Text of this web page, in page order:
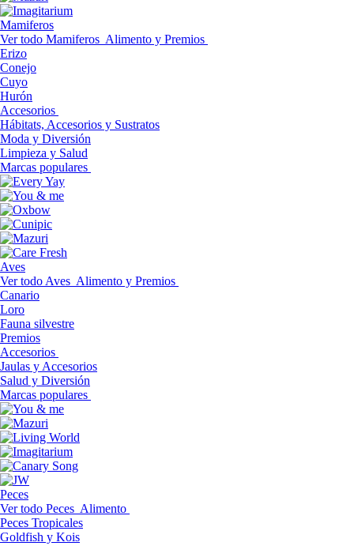
Mamiferos
Ver todo Mamiferos Alimento y Premios
Erizo
Conejo
Cuyo
Hurón
Accesorios
Hábitats, Accesorios y Sustratos
Moda y Diversión
Limpieza y Salud
Marcas populares
Aves
Ver todo Aves Alimento y Premios
Canario
Loro
Fauna silvestre
Premios
Accesorios
Jaulas y Accesorios
Salud y Diversión
Marcas populares
Peces
Ver todo Peces Alimento
Peces Tropicales
Goldfish y Kois